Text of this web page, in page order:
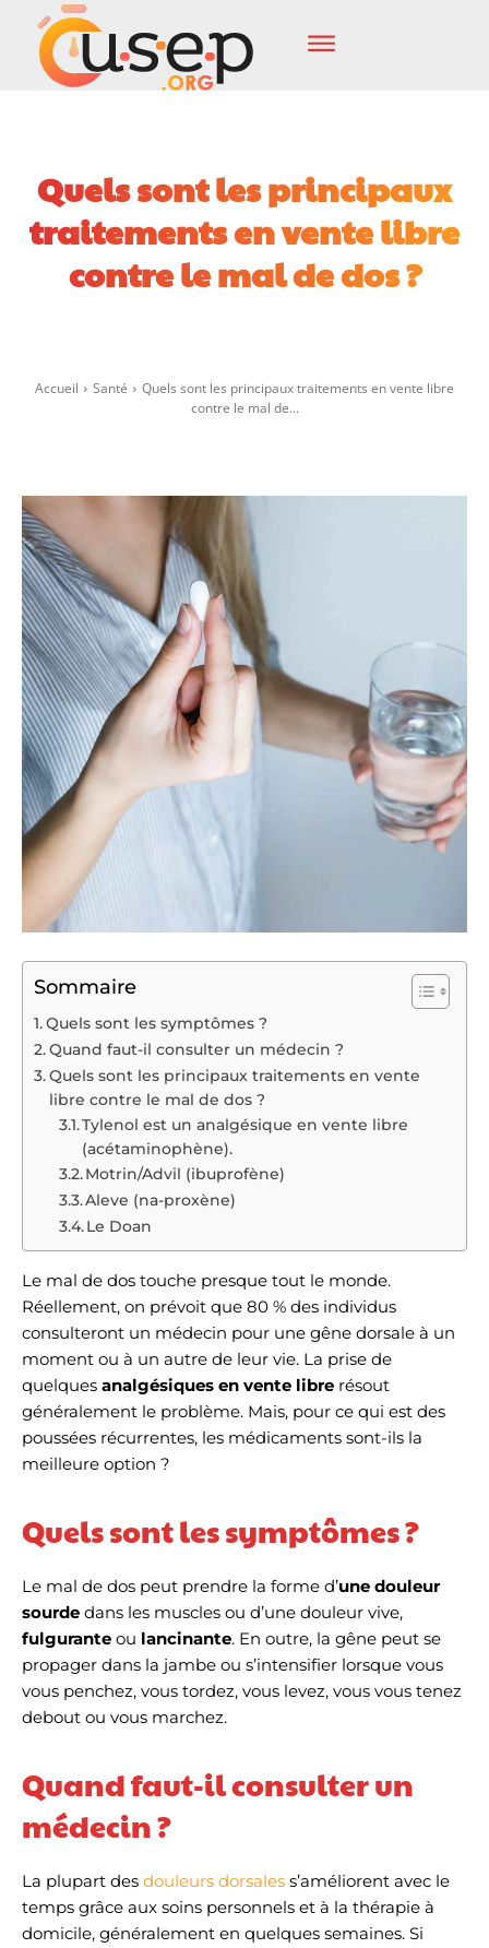
Quels sont les principaux
traitements en vente libre
contre le mal de dos ?
Accueil Santé
Quels sont les principaux traitements en vente libre
contre le mal de...
Sommaire
Quels sont les symptômes ?
Quand faut-il consulter un médecin ?
Quels sont les principaux traitements en vente
libre contre le mal de dos ?
Tylenol est un analgésique en vente libre
(acétaminophène).
Motrin/Advil (ibuprofène)
Aleve (na-proxène)
Le Doan
Le mal de dos touche presque tout le monde.
Réellement, on prévoit que 80 % des individus
consulteront un médecin pour une gêne dorsale à un
moment ou à un autre de leur vie. La prise de
quelques analgésiques en vente libre résout
généralement le problème. Mais, pour ce qui est des
poussées récurrentes, les médicaments sont-ils la
meilleure option ?
Quels sont les symptômes ?
Le mal de dos peut prendre la forme d’une douleur
sourde dans les muscles ou d’une douleur vive,
fulgurante ou lancinante. En outre, la gêne peut se
propager dans la jambe ou s’intensifier lorsque vous
vous penchez, vous tordez, vous levez, vous vous tenez
debout ou vous marchez.
Quand faut-il consulter un
médecin ?
La plupart des douleurs dorsales s’améliorent avec le
temps grâce aux soins personnels et à la thérapie à
domicile, généralement en quelques semaines. Si